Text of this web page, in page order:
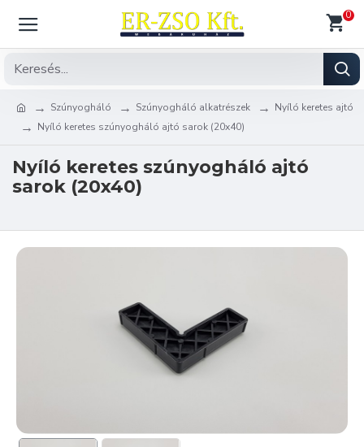
0
Szúnyogháló Szúnyogháló alkatrészek
Nyíló keretes ajtó
Nyíló keretes szúnyogháló ajtó sarok (20x40)
Nyíló keretes szúnyogháló ajtó
sarok (20x40)